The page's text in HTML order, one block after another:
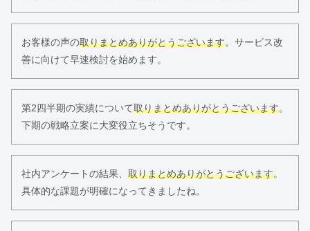
お客様の声の取りまとめありがとうございます。サービス改
善に向けて早速検討を始めます。
第2四半期の実績について取りまとめありがとうございます。
下期の戦略立案に大変役立ちそうです。
社内アンケートの結果、 取りまとめありがとうございます。
具体的な課題が明確になってきましたね。